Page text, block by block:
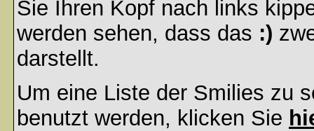
Sie Ihren Kopf nach links
werden sehen, dass das :)
darstellt.
Um eine Liste der Smilies zu
benutzt werden, klicken Sie